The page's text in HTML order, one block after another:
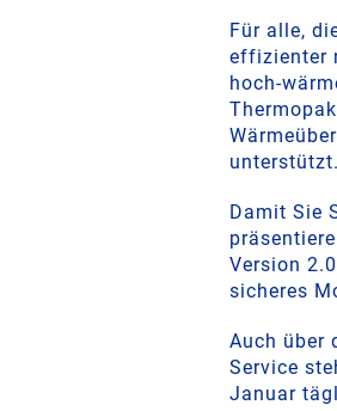
Für alle,
effizienter
hoch-
unterstützt.
Damit Sie
Version
sicheres
Auch über
Service
Januar